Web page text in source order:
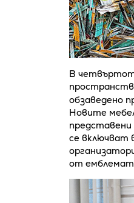
В
обзаведено
Новите
се включват
от